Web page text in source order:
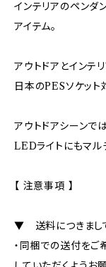
インテリアのペンダ
アイテム。
アウトドアとインテ
日本のPESソケット
アウトドアシーンで
LEDライトにもマル
【 注意事項 】
▼ 送料につきまし
・同梱での送付をご